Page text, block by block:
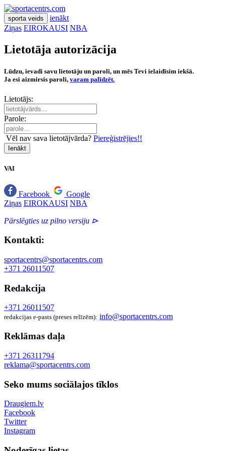
sporta veids
ienākt
Ziņas EIROKAUSI NBA
Lietotāja autorizācija
Lūdzu, ievadi savu lietotāju un paroli, un mēs Tevi ielaidīsim iekšā.
Ja esi aizmirsis paroli, varam palīdzēt.
Lietotājs:
Parole:
Vēl nav sava lietotājvārda? Piereģistrējies!!
Ienākt
VAI
Facebook
Google
Ziņas EIROKAUSI NBA
Pārslēgties uz pilno versiju ⊳
Kontakti:
sportacentrs@sportacentrs.com
+371 26011507
Redakcija
+371 26011507
redakcijas e-pasts (preses relīzēm): info@sportacentrs.com
Reklāmas daļa
+371 26311794
reklama@sportacentrs.com
Seko mums sociālajos tīklos
Draugiem.lv
Facebook
Twitter
Instagram